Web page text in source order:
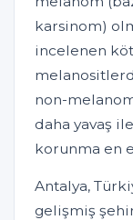
karsinom)
incelenen
non-
daha yavaş
korunma en
Antalya,
gelişmiş